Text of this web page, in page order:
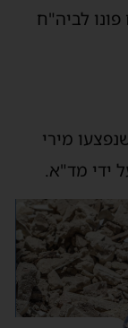
לביה"ח
מירי
ידי מד"א.